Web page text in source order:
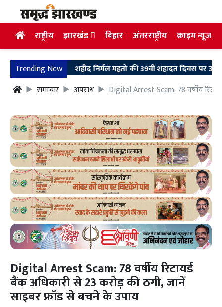
राष्ट्रीय झारखंड बिहार अंतरराष्ट्रीय क्राइम न्यूज
Trending Nowशहीद निर्मल महतो की 39वीं शहादत दिवस पर उलियान
समाचार
अपराध Digital Arrest Scam: 78 वर्षीय
Digital Arrest Scam: 78 वर्षीय रिटायर्ड
बैंक अधिकारी से 23 करोड़ की ठगी, जानें
साइबर फ्रॉड से बचने के उपाय